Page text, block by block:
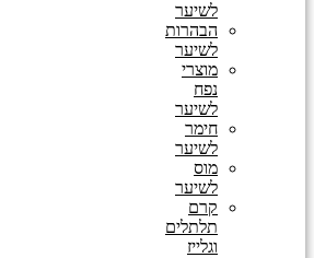
לשיער
הבהרות
לשיער
מוצרי
נפח
לשיער
חימר
לשיער
מוס
לשיער
קרם
תלתלים
וגלייז